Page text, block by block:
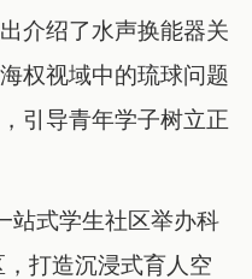
介绍了水声换能器关
权视域中的琉球问题
引导青年学子树立正
站式学生社区举办科
，打造沉浸式育人空